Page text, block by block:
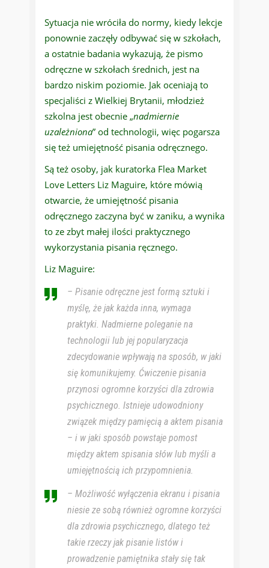
Sytuacja nie wróciła do normy, kiedy lekcje
ponownie zaczęły odbywać się w szkołach,
a ostatnie badania wykazują, że pismo
odręczne w szkołach średnich, jest na
bardzo niskim poziomie. Jak oceniają to
specjaliści z Wielkiej Brytanii, młodzież
szkolna jest obecnie „nadmiernie
uzależniona” od technologii, więc pogarsza
się też umiejętność pisania odręcznego.
Są też osoby, jak kuratorka Flea Market
Love Letters Liz Maguire, które mówią
otwarcie, że umiejętność pisania
odręcznego zaczyna być w zaniku, a wynika
to ze zbyt małej ilości praktycznego
wykorzystania pisania ręcznego.
Liz Maguire:
– Pisanie odręczne jest formą sztuki i
myślę, że jak każda inna, wymaga
praktyki. Nadmierne poleganie na
technologii lub jej popularyzacja
zdecydowanie wpływają na sposób, w jaki
się komunikujemy. Ćwiczenie pisania
przynosi ogromne korzyści dla zdrowia
psychicznego. Istnieje udowodniony
związek między pamięcią a aktem pisania
– i w jaki sposób powstaje pomost
między aktem spisania słów lub myśli a
umiejętnością ich przypomnienia.
– Możliwość wyłączenia ekranu i pisania
niesie ze sobą również ogromne korzyści
dla zdrowia psychicznego, dlatego też
takie rzeczy jak pisanie listów i
prowadzenie pamiętnika stały się tak